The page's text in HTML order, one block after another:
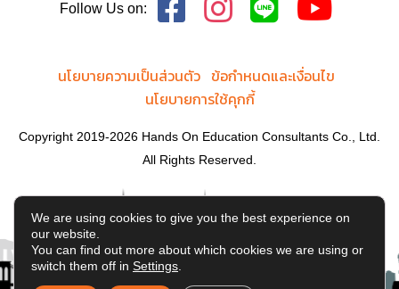
Follow Us on:
นโยบายความเป็นส่วนตัว ข้อกำหนดและเงื่อนไข
นโยบายการใช้คุกกี้
Copyright 2019-2026 Hands On Education Consultants Co., Ltd.
All Rights Reserved.
We are using cookies to give you the best experience on
our website.
You can find out more about which cookies we are using or
switch them off in Settings